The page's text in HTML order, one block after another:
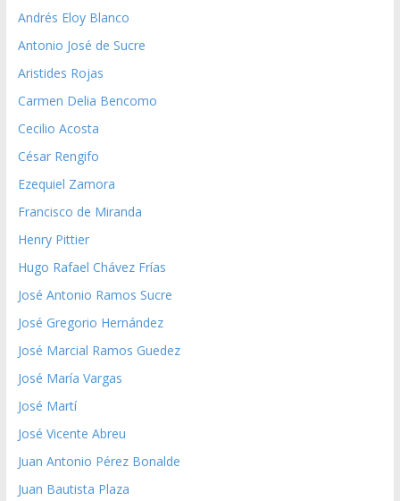
Andrés Eloy Blanco
Antonio José de Sucre
Aristides Rojas
Carmen Delia Bencomo
Cecilio Acosta
César Rengifo
Ezequiel Zamora
Francisco de Miranda
Henry Pittier
Hugo Rafael Chávez Frías
José Antonio Ramos Sucre
José Gregorio Hernández
José Marcial Ramos Guedez
José María Vargas
José Martí
José Vicente Abreu
Juan Antonio Pérez Bonalde
Juan Bautista Plaza